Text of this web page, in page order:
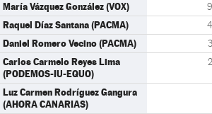
María Vázquez González (VOX)
Raquel Díaz Santana (PACMA)
Daniel Romero Vecino (PACMA)
Carlos Carmelo Reyes Lima
(PODEMOS-IU-EQUO)
Luz Carmen Rodríguez Gangura
(AHORA CANARIAS)